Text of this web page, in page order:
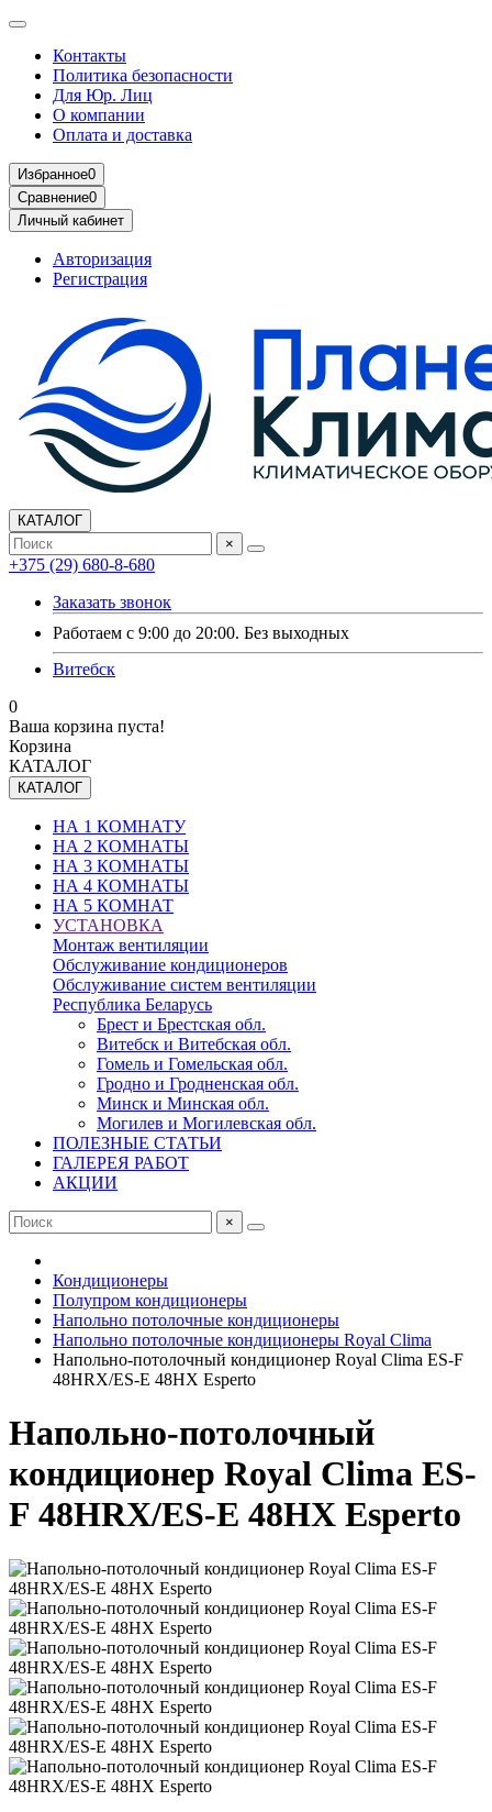
Контакты
Политика безопасности
Для Юр. Лиц
О компании
Оплата и доставка
Избранное0
Сравнение0
Личный кабинет
Авторизация
Регистрация
КАТАЛОГ
×
+375 (29) 680-8-680
Заказать звонок
Работаем с 9:00 до 20:00. Без выходных
Витебск
0
Ваша корзина пуста!
Корзина
КАТАЛОГ
КАТАЛОГ
НА 1 КОМНАТУ
НА 2 КОМНАТЫ
НА 3 КОМНАТЫ
НА 4 КОМНАТЫ
НА 5 КОМНАТ
УСТАНОВКА
Монтаж вентиляции
Обслуживание кондиционеров
Обслуживание систем вентиляции
Республика Беларусь
Брест и Брестская обл.
Витебск и Витебская обл.
Гомель и Гомельская обл.
Гродно и Гродненская обл.
Минск и Минская обл.
Могилев и Могилевская обл.
ПОЛЕЗНЫЕ СТАТЬИ
ГАЛЕРЕЯ РАБОТ
АКЦИИ
×
Кондиционеры
Полупром кондиционеры
Напольно потолочные кондиционеры
Напольно потолочные кондиционеры Royal Clima
Напольно-потолочный кондиционер Royal Clima ES-F
48HRX/ES-E 48HX Esperto
Напольно-потолочный
кондиционер Royal Clima ES-
F 48HRX/ES-E 48HX Esperto